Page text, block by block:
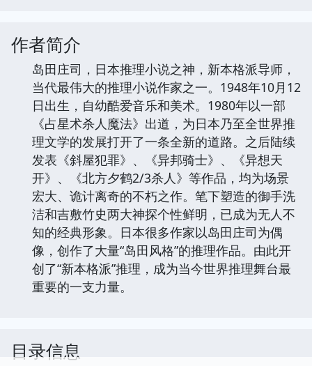
作者简介
岛田庄司，日本推理小说之神，新本格派导师，
当代最伟大的推理小说作家之一。1948年10月12
日出生，自幼酷爱音乐和美术。1980年以一部
《占星术杀人魔法》出道，为日本乃至全世界推
理文学的发展打开了一条全新的道路。之后陆续
发表《斜屋犯罪》、《异邦骑士》、《异想天
开》、《北方夕鹤2/3杀人》等作品，均为场景
宏大、诡计离奇的不朽之作。笔下塑造的御手洗
洁和吉敷竹史两大神探个性鲜明，已成为无人不
知的经典形象。日本很多作家以岛田庄司为偶
像，创作了大量“岛田风格”的推理作品。由此开
创了“新本格派”推理，成为当今世界推理舞台最
重要的一支力量。
目录信息